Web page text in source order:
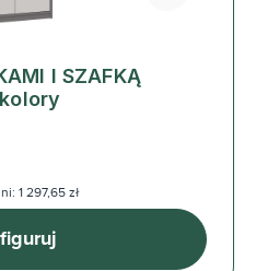
1 297,65 zł